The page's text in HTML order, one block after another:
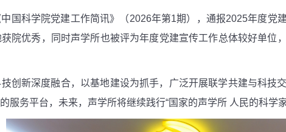
国科学院党建工作简讯》（2026年第1期），通报2025年度党
院优秀，同时声学所也被评为年度党建宣传工作总体较好单位
创新深度融合，以基地建设为抓手，广泛开展联学共建与科技
服务平台，未来，声学所将继续践行“国家的声学所 人民的科学